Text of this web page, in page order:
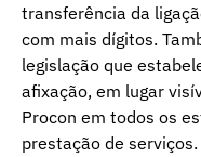
transferência da
com mais dígitos.
legislação que
afixação, em lugar
Procon em todos os
prestação de